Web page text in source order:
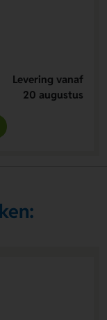
Levering vanaf
20 augustus